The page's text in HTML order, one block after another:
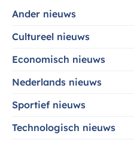
Ander nieuws
Cultureel nieuws
Economisch nieuws
Nederlands nieuws
Sportief nieuws
Technologisch nieuws